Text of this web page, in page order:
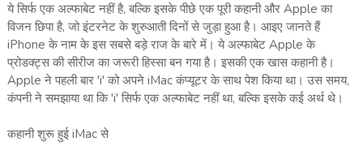
ये सिर्फ एक अल्फाबेट नहीं है, बल्कि इसके पीछे एक पूरी कहानी और Apple का
विजन छिपा है, जो इंटरनेट के शुरुआती दिनों से जुड़ा हुआ है। आइए जानते हैं
iPhone के नाम के इस सबसे बड़े राज के बारे में। ये अल्फाबेट Apple के
प्रोडक्ट्स की सीरीज का जरूरी हिस्सा बन गया है। इसकी एक खास कहानी है।
Apple ने पहली बार 'i' को अपने iMac कंप्यूटर के साथ पेश किया था। उस समय,
कंपनी ने समझाया था कि 'i' सिर्फ एक अल्फाबेट नहीं था, बल्कि इसके कई अर्थ थे।
कहानी शुरू हुई iMac से